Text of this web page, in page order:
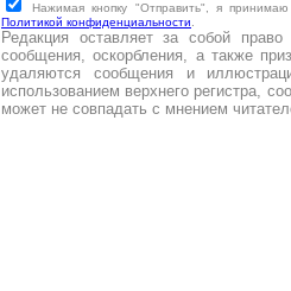
Нажимая кнопку "Отправить", я
Политикой конфиденциальности
Редакция оставляет за собой
сообщения, оскорбления, а также
удаляются сообщения и
использованием верхнего регистра,
может не совпадать с мнением